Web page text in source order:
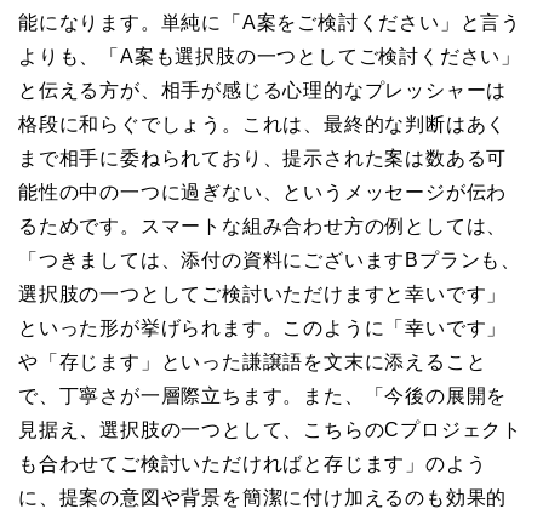
能になります。単純に「A案をご検討ください」と言う
よりも、「A案も選択肢の一つとしてご検討ください」
と伝える方が、相手が感じる心理的なプレッシャーは
格段に和らぐでしょう。これは、最終的な判断はあく
まで相手に委ねられており、提示された案は数ある可
能性の中の一つに過ぎない、というメッセージが伝わ
るためです。スマートな組み合わせ方の例としては、
「つきましては、添付の資料にございますBプランも、
選択肢の一つとしてご検討いただけますと幸いです」
といった形が挙げられます。このように「幸いです」
や「存じます」といった謙譲語を文末に添えること
で、丁寧さが一層際立ちます。また、「今後の展開を
見据え、選択肢の一つとして、こちらのCプロジェクト
も合わせてご検討いただければと存じます」のよう
に、提案の意図や背景を簡潔に付け加えるのも効果的